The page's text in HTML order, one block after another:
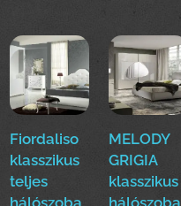
Fiordaliso
klasszikus
teljes
MELODY
GRIGIA
klasszikus